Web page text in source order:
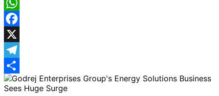
WhatsApp
Facebook
X
Telegram
Share